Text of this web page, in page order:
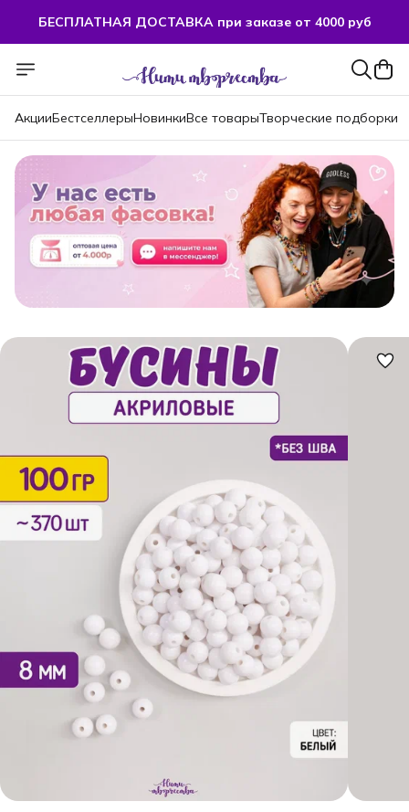
БЕСПЛАТНАЯ ДОСТАВКА при заказе от 4000 руб
БЕСПЛАТНАЯ ДОСТАВКА при заказе от 4000 руб
АкцииБестселлерыНовинкиВсе товарыТворческие подборки